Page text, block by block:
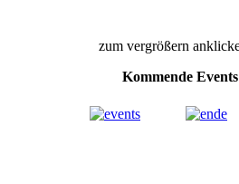
zum vergrößern
Kommende Events